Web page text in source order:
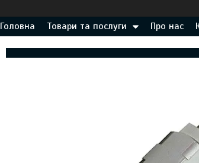
Головна Товари та послуги Про нас